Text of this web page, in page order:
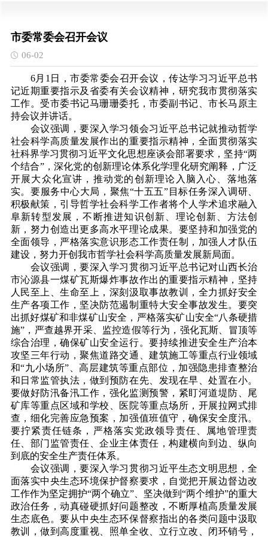
市委常委会召开会议
06-02
6月1日，市委常委会召开会议，传达学习习近平总书
记近期重要指示及省委有关会议精神，研究我市贯彻落实
工作。受市委书记马珊珊委托，市委副书记、市长马原主
持会议并讲话。
会议强调，要深入学习领会习近平总书记就推动哲学
社会科学高质量发展作出的重要指示精神，全面贯彻落实
社科界学习贯彻习近平文化思想座谈会部署要求，坚持“两
个结合”，深化党的创新理论体系化学理化研究阐释，广泛
开展大众化宣讲，推动党的创新理论入脑入心、落地落
实。要服务中心大局，聚焦“十五五”目标任务深入调研、
积极献策，引导哲学社会科学工作者将个人学术追求融入
阜新转型发展，不断推进知识创新、理论创新、方法创
新，努力创造出更多高水平理论成果。要坚持和加强党的
全面领导，严格落实意识形态工作责任制，加强人才队伍
建设，努力开创我市哲学社会科学高质量发展新局面。
会议强调，要深入学习贯彻习近平总书记对山西长治
市沁源县一煤矿瓦斯爆炸事故作出的重要指示精神，坚持
人民至上、生命至上，深刻汲取事故教训，全力抓好安全
生产各项工作，坚决防范遏制重特大安全事故发生。要突
出抓好煤矿和非煤矿山安全，严格落实矿山安全“八条硬措
施”，严查越界开采、监控造假等行为，强化瓦斯、冒顶等
综合治理，确保矿山安全运行。要持续推进安全生产治本
攻坚三年行动，聚焦道路交通、建筑施工等重点行业领域
和“九小场所”、高层建筑等重点部位，加强隐患排查整治
和日常监管执法，做到预防在先、发现在早、处置在小。
要做好防汛备汛工作，强化监测预警，紧盯河道堤防、尾
矿库等重点区域和学校、医院等重点场所，开展拉网式排
查，细化完善应急预案，加强值班值守，确保安全度汛。
要拧紧责任链条，严格落实党政领导责任、属地管理责
任、部门监管责任、企业主体责任，构建横向到边、纵向
到底的安全生产责任体系。
会议强调，要深入学习贯彻习近平生态文明思想，全
面落实中央生态环境保护督察要求，自觉把开展边督边改
工作作为坚定拥护“两个确立”、坚决做到“两个维护”的重大
政治任务，动真碰硬抓好问题整改，不断厚植高质量发展
生态底色。要从中央生态环保督察指出的各类问题中汲取
教训，做到高度重视、照单全收、立行立改、闭环销号，